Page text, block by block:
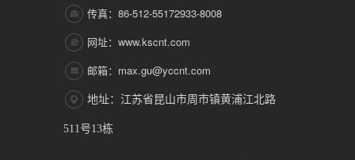
传真：86-512-55172933-8008
网址：www.kscnt.com
邮箱：max.gu@yccnt.com
地址：江苏省昆山市周市镇黄浦江北路
511号13栋